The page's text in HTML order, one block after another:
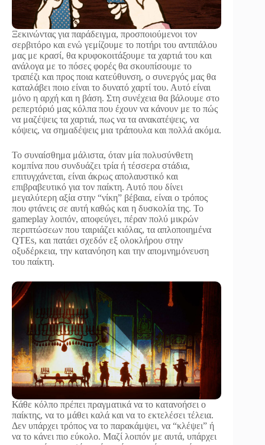
Ξεκινώντας για παράδειγμα, προσποιούμενοι τον
σερβιτόρο και ενώ γεμίζουμε το ποτήρι του αντιπάλου
μας με κρασί, θα κρυφοκοιτάξουμε τα χαρτιά του και
ανάλογα με το πόσες φορές θα σκουπίσουμε το
τραπέζι και προς ποια κατεύθυνση, ο συνεργός μας θα
καταλάβει ποιο είναι το δυνατό χαρτί του. Αυτό είναι
μόνο η αρχή και η βάση. Στη συνέχεια θα βάλουμε στο
ρεπερτόριό μας κόλπα που έχουν να κάνουν με το πώς
να μαζέψεις τα χαρτιά, πως να τα ανακατέψεις, να
κόψεις, να σημαδέψεις μια τράπουλα και πολλά ακόμα.
Το συναίσθημα μάλιστα, όταν μία πολυσύνθετη
κομπίνα που συνδυάζει τρία ή τέσσερα στάδια,
επιτυγχάνεται, είναι άκρως απολαυστικό και
επιβραβευτικό για τον παίκτη. Αυτό που δίνει
μεγαλύτερη αξία στην “νίκη” βέβαια, είναι ο τρόπος
που φτάνεις σε αυτή καθώς και η δυσκολία της. Το
gameplay λοιπόν, αποφεύγει, πέραν πολύ μικρών
περιπτώσεων που ταιριάζει κιόλας, τα απλοποιημένα
QTEs, και πατάει σχεδόν εξ ολοκλήρου στην
οξυδέρκεια, την κατανόηση και την απομνημόνευση
του παίκτη.
Κάθε κόλπο πρέπει πραγματικά να το κατανοήσει ο
παίκτης, να το μάθει καλά και να το εκτελέσει τέλεια.
Δεν υπάρχει τρόπος να το παρακάμψει, να “κλέψει” ή
να το κάνει πιο εύκολο. Μαζί λοιπόν με αυτά, υπάρχει